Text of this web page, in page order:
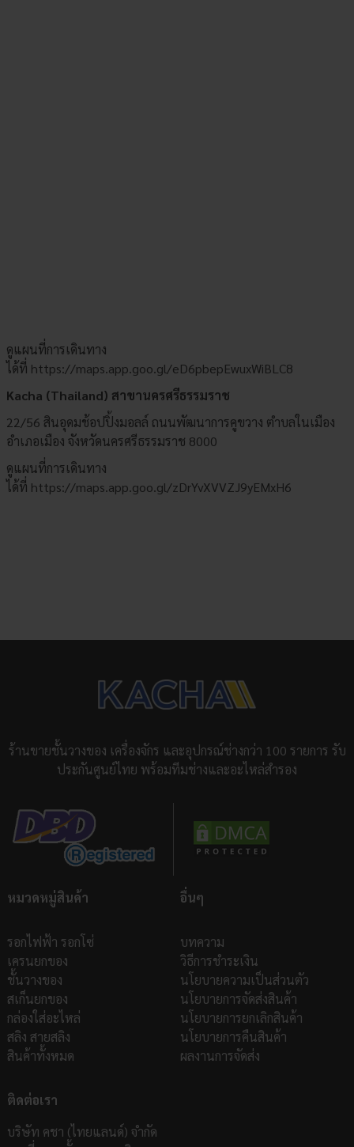
ดูแผนที่การเดินทาง
ได้ที่ https://maps.app.goo.gl/eD6pbepEwuxWiBLC8
Kacha (Thailand) สาขานครศรีธรรมราช
22/56 สินอุดมช้อปปิ้งมอลล์ ถนนพัฒนาการคูขวาง ตำบลในเมือง
อำเภอเมือง จังหวัดนครศรีธรรมราช 8000
ดูแผนที่การเดินทาง
ได้ที่ https://maps.app.goo.gl/zDrYvXVVZJ9yEMxH6
ร้านขายชั้นวางของ เครื่องจักร และอุปกรณ์ช่างกว่า 100 รายการ รับ
ประกันศูนย์ไทย พร้อมทีมช่างและอะไหล่สำรอง
หมวดหมู่สินค้า
รอกไฟฟ้า รอกโซ่
เครนยกของ
ชั้นวางของ
สเก็นยกของ
กล่องใส่อะไหล่
สลิง สายสลิง
สินค้าทั้งหมด
อื่นๆ
บทความ
วิธีการชำระเงิน
นโยบายความเป็นส่วนตัว
นโยบายการจัดส่งสินค้า
นโยบายการยกเลิกสินค้า
นโยบายการคืนสินค้า
ผลงานการจัดส่ง
ติดต่อเรา
บริษัท คชา (ไทยแลนด์) จำกัด